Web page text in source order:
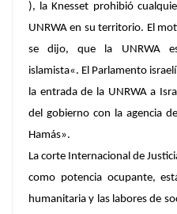
), la Knesset prohibió
UNRWA en su territorio. El
se dijo, que la UNRWA
islamista«. El Parlamento
la entrada de la UNRWA a
del gobierno con la agencia
Hamás».
La corte Internacional de
como potencia ocupante,
humanitaria y las labores de